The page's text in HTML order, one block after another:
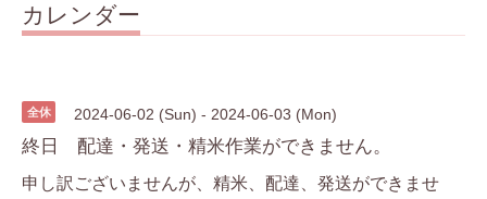
カレンダー
全休 2024-06-02 (Sun) - 2024-06-03 (Mon)
終日 配達・発送・精米作業ができません。
申し訳ございませんが、精米、配達、発送ができませ